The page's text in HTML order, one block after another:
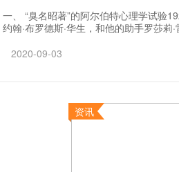
一、 “臭名昭著”的阿尔伯特心理学试验
约翰·布罗德斯·华生，和他的助手罗莎莉
2020-09-03
资讯